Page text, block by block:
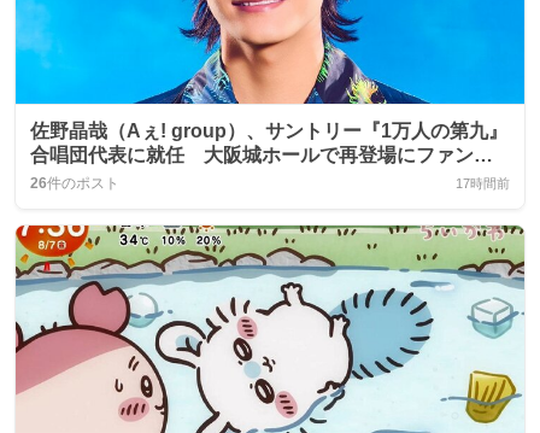
佐野晶哉（Aぇ! group）、サントリー『1万人の第九』
合唱団代表に就任 大阪城ホールで再登場にファン歓
喜
26件のポスト 17時間前